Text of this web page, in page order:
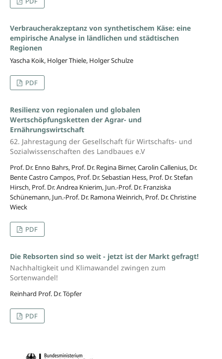
Verbraucherakzeptanz von synthetischem Käse: eine
empirische Analyse in ländlichen und städtischen
Regionen
Yascha Koik, Holger Thiele, Holger Schulze
PDF
Resilienz von regionalen und globalen
Wertschöpfungsketten der Agrar- und
Ernährungswirtschaft
62. Jahrestagung der Gesellschaft für Wirtschafts- und
Sozialwissenschaften des Landbaues e.V
Prof. Dr. Enno Bahrs, Prof. Dr. Regina Birner, Carolin Callenius, Dr.
Bente Castro Campos, Prof. Dr. Sebastian Hess, Prof. Dr. Stefan
Hirsch, Prof. Dr. Andrea Knierim, Jun.-Prof. Dr. Franziska
Schünemann, Jun.-Prof. Dr. Ramona Weinrich, Prof. Dr. Christine
Wieck
PDF
Die Rebsorten sind so weit - jetzt ist der Markt gefragt!
Nachhaltigkeit und Klimawandel zwingen zum
Sortenwandel!
Reinhard Prof. Dr. Töpfer
PDF